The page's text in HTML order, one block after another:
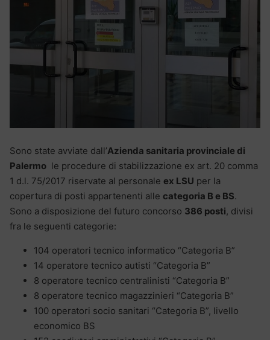
Sono state avviate dall’Azienda sanitaria provinciale di
Palermo le procedure di stabilizzazione ex art. 20 comma
1 d.l. 75/2017 riservate al personale ex LSU per la
copertura di posti appartenenti alle categoria B e BS.
Sono a disposizione del futuro concorso 386 posti, divisi
fra le seguenti categorie:
104 operatori tecnico informatico “Categoria B”
14 operatore tecnico autisti “Categoria B”
8 operatore tecnico centralinisti “Categoria B”
8 operatore tecnico magazzinieri “Categoria B”
100 operatori socio sanitari “Categoria B”, livello
economico BS